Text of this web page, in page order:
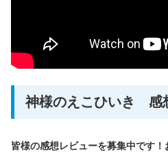
神様のえこひいき 感
皆様の感想レビューを募集中です